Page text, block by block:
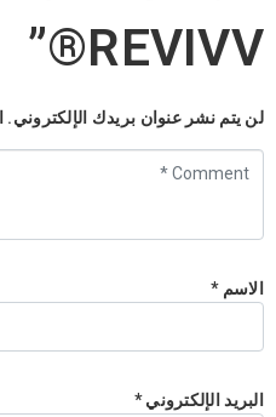
REVIVV®”
لن يتم نشر عنوان بريدك الإلكتروني.
الاسم*
البريد الإلكتروني*